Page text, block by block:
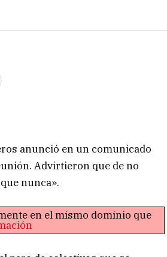
anunció en un comunicado
Advirtieron que de no
nunca».
en el mismo dominio que